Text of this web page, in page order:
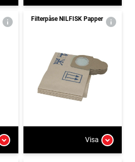
Filterpåse NILFISK Papper
Visa